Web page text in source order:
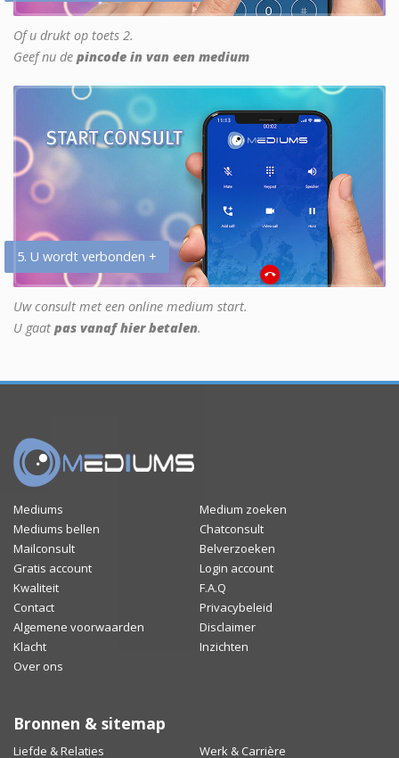
Of u drukt op toets 2.
Geef nu de pincode in van een medium
5. U wordt verbonden +
Uw consult met een online medium start.
U gaat pas vanaf hier betalen.
Mediums
Medium zoeken
Mediums bellen
Chatconsult
Mailconsult
Belverzoeken
Gratis account
Login account
Kwaliteit
F.A.Q
Contact
Privacybeleid
Algemene voorwaarden
Disclaimer
Klacht
Inzichten
Over ons
Bronnen & sitemap
Liefde & Relaties Werk & Carrière